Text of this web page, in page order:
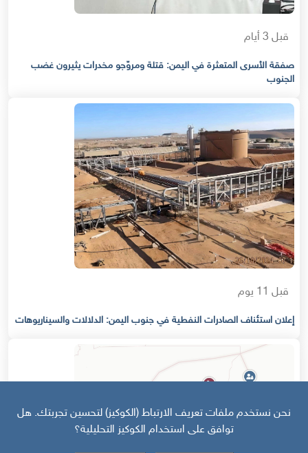
قبل 3 أيام
صفقة الأسرى المتعثرة في اليمن: قتلة ومروّجو مخدرات يثيرون غضب
الجنوب
قبل 11 يوم
إعلان استئناف الصادرات النفطية في جنوب اليمن: الدلالات والسيناريوهات
نحن نستخدم ملفات تعريف الارتباط (الكوكيز) لتحسين تجربتك. هل
توافق على استخدام الكوكيز التحليلية؟